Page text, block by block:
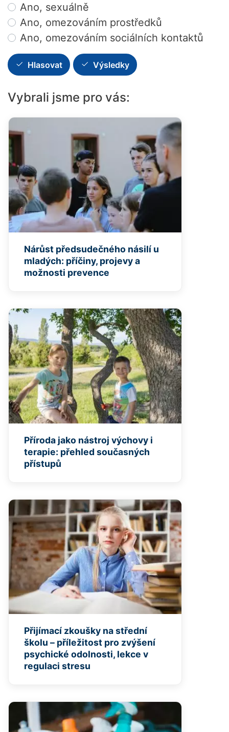
Ano, sexuálně
Ano, omezováním prostředků
Ano, omezováním sociálních kontaktů
Hlasovat Výsledky
Vybrali jsme pro vás:
Nárůst předsudečného násilí u
mladých: příčiny, projevy a
možnosti prevence
Příroda jako nástroj výchovy i
terapie: přehled současných
přístupů
Přijímací zkoušky na střední
školu – příležitost pro zvýšení
psychické odolnosti, lekce v
regulaci stresu